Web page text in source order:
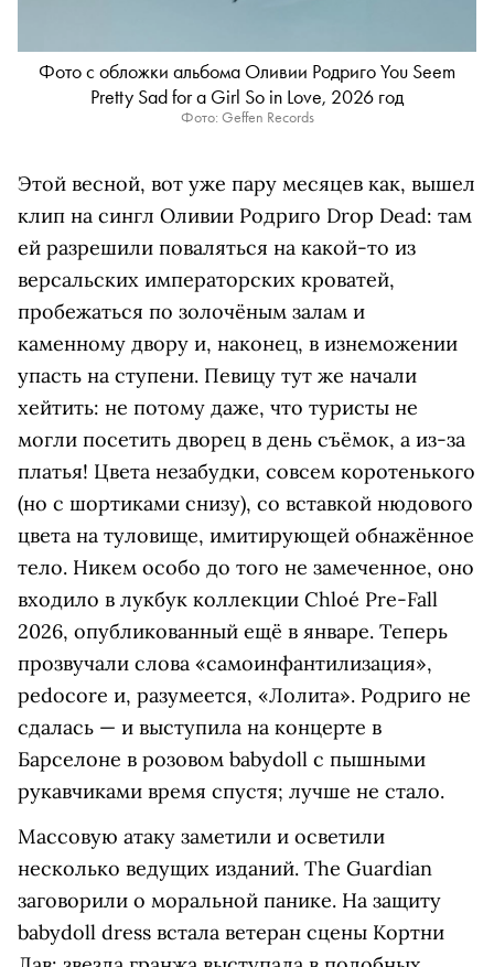
Фото с обложки альбома Оливии Родриго You Seem
Pretty Sad for a Girl So in Love, 2026 год
Фото: Geffen Records
Этой весной, вот уже пару месяцев как, вышел
клип на сингл Оливии Родриго Drop Dead: там
ей разрешили поваляться на какой-то из
версальских императорских кроватей,
пробежаться по золочёным залам и
каменному двору и, наконец, в изнеможении
упасть на ступени. Певицу тут же начали
хейтить: не потому даже, что туристы не
могли посетить дворец в день съёмок, а из-за
платья! Цвета незабудки, совсем коротенького
(но с шортиками снизу), со вставкой нюдового
цвета на туловище, имитирующей обнажённое
тело. Никем особо до того не замеченное, оно
входило в лукбук коллекции Chloé Pre-Fall
2026, опубликованный ещё в январе. Теперь
прозвучали слова «самоинфантилизация»,
pedocore и, разумеется, «Лолита». Родриго не
сдалась — и выступила на концерте в
Барселоне в розовом babydoll с пышными
рукавчиками время спустя; лучше не стало.
Массовую атаку заметили и осветили
несколько ведущих изданий. The Guardian
заговорили о моральной панике. На защиту
babydoll dress встала ветеран сцены Кортни